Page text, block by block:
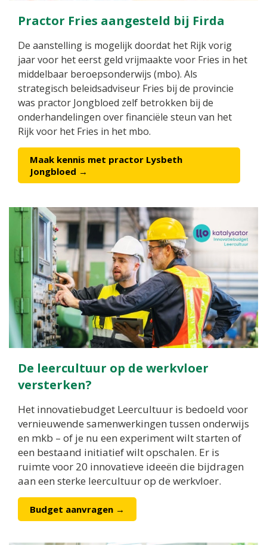
Practor Fries aangesteld bij Firda
De aanstelling is mogelijk doordat het Rijk vorig
jaar voor het eerst geld vrijmaakte voor Fries in het
middelbaar beroepsonderwijs (mbo). Als
strategisch beleidsadviseur Fries bij de provincie
was practor Jongbloed zelf betrokken bij de
onderhandelingen over financiële steun van het
Rijk voor het Fries in het mbo.
Maak kennis met practor Lysbeth
Jongbloed →
De leercultuur op de werkvloer
versterken?
Het innovatiebudget Leercultuur is bedoeld voor
vernieuwende samenwerkingen tussen onderwijs
en mkb – of je nu een experiment wilt starten of
een bestaand initiatief wilt opschalen. Er is
ruimte voor 20 innovatieve ideeën die bijdragen
aan een sterke leercultuur op de werkvloer.
Budget aanvragen →